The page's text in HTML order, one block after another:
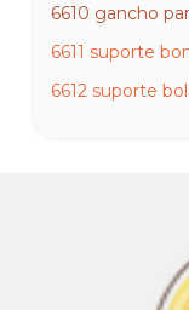
6610 gancho
6611 suporte
6612 suporte
6616 tampa
6617 base de